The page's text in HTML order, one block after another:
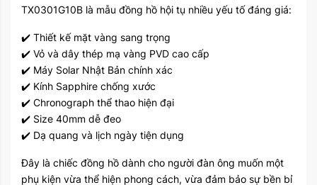
TX0301G10B là mẫu đồng hồ hội tụ nhiều yếu tố đáng giá:
✔️ Thiết kế mặt vàng sang trọng
✔️ Vỏ và dây thép mạ vàng PVD cao cấp
✔️ Máy Solar Nhật Bản chính xác
✔️ Kính Sapphire chống xước
✔️ Chronograph thể thao hiện đại
✔️ Size 40mm dễ đeo
✔️ Dạ quang và lịch ngày tiện dụng
Đây là chiếc đồng hồ dành cho người đàn ông muốn một
phụ kiện vừa thể hiện phong cách, vừa đảm bảo sự bền bỉ